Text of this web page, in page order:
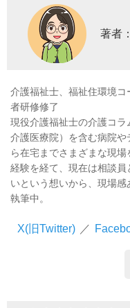
著者
介護福祉士、福祉住環境
者研修修了
現役介護福祉士の介護コラ
介護医療院）を含む病院
ら在宅までさまざまな現
経験を経て、現在は相談
いという想いから、現場
執筆中。
X(旧Twitter) ／